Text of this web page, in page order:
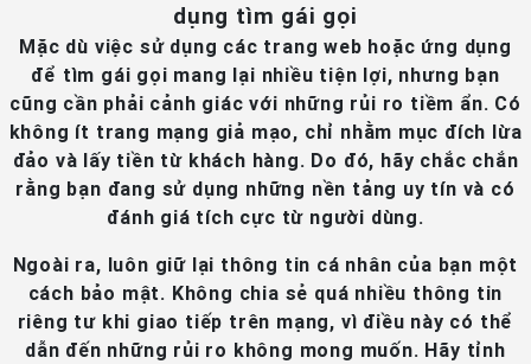
dụng tìm gái gọi
Mặc dù việc sử dụng các trang web hoặc ứng dụng
để tìm gái gọi mang lại nhiều tiện lợi, nhưng bạn
cũng cần phải cảnh giác với những rủi ro tiềm ẩn. Có
không ít trang mạng giả mạo, chỉ nhằm mục đích lừa
đảo và lấy tiền từ khách hàng. Do đó, hãy chắc chắn
rằng bạn đang sử dụng những nền tảng uy tín và có
đánh giá tích cực từ người dùng.
Ngoài ra, luôn giữ lại thông tin cá nhân của bạn một
cách bảo mật. Không chia sẻ quá nhiều thông tin
riêng tư khi giao tiếp trên mạng, vì điều này có thể
dẫn đến những rủi ro không mong muốn. Hãy tỉnh